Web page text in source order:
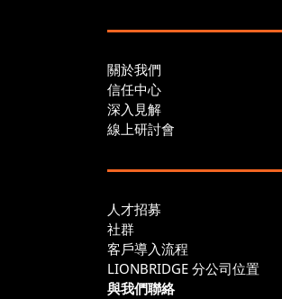
關於我們
信任中心
深入見解
線上研討會
人才招募
社群
客戶導入流程
LIONBRIDGE 分公司位置
與我們聯絡